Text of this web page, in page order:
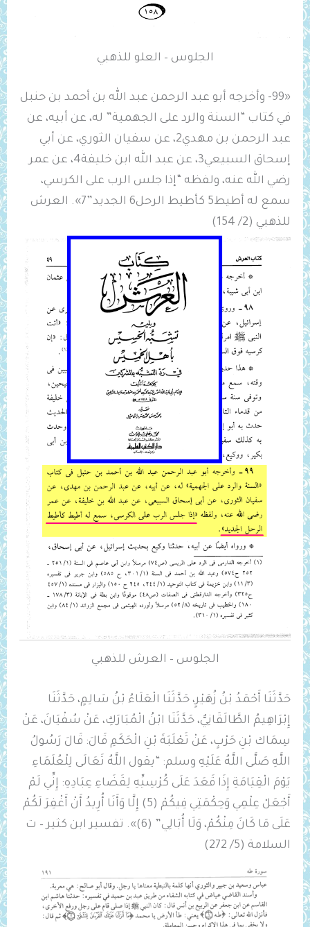
الجلوس – العلو للذهبي
«99- وأخرجه أبو عبد الرحمن عبد الله بن أحمد بن حنبل
في كتاب “السنة والرد على الجهمية” له، عن أبيه، عن
عبد الرحمن بن مهدي2، عن سفيان الثوري، عن أبي
إسحاق السبيعي3، عن عبد الله ابن خليفة4، عن عمر
رضي الله عنه، ولفظه “إذا ‌جلس ‌الرب على الكرسي،
سمع له أطيط5 كأطيط الرحل6 الجديد”7». العرش
للذهبي (2/ 154)
الجلوس – العرش للذهبي
حَدَّثَنَا أَحْمَدُ بْنُ زُهَيْرٍ، حَدَّثَنَا الْعَلَاءُ بْنُ سَالِمٍ، حَدَّثَنَا
إِبْرَاهِيمُ الطَّالَقَانِيُّ، حَدَّثَنَا ابْنُ الْمُبَارَكِ، عَنْ سُفْيَانَ، عَنْ
سِمَاك بْنِ حَرْبٍ، عَنْ ثَعْلَبَةَ بْنِ الْحَكَمِ قَالَ: قَالَ رَسُولُ
اللَّهِ صَلَّى اللَّهُ عَلَيْهِ وسلم: “يقول اللَّهُ تَعَالَى لِلْعُلَمَاءِ
يَوْمَ الْقِيَامَةِ ‌إِذَا ‌قَعَدَ ‌عَلَى ‌كُرْسِيِّهِ ‌لِقَضَاءِ ‌عِبَادِهِ: إِنِّي لَمْ
أَجْعَلْ عِلْمِي وَحِكْمَتِي فِيكُمْ (5) إِلَّا وَأَنَا أُرِيدُ أَنْ أَغْفِرَ لَكُمْ
عَلَى مَا كَانَ مِنْكُمْ، وَلَا أُبَالِي” (6)». تفسير ابن كثير – ت
السلامة (5/ 272)